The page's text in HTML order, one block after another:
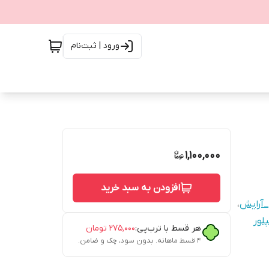
ورود | ثبت‌نام
،
1,100,000
افزودن به سبد خرید
هر قسط با ترب‌پی:۲۷۵٬۰۰۰ تومان
۴ قسط ماهانه. بدون سود، چک و ضامن.